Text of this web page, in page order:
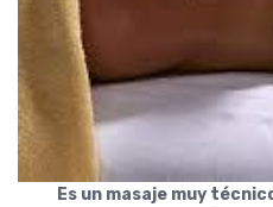
Es un masaje muy